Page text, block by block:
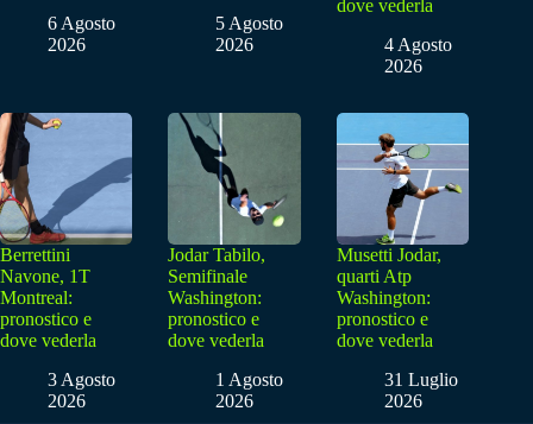
6 Agosto
2026
5 Agosto
2026
dove vederla
4 Agosto
2026
Berrettini
Navone, 1T
Montreal:
pronostico e
dove vederla
3 Agosto
2026
Jodar Tabilo,
Semifinale
Washington:
pronostico e
dove vederla
1 Agosto
2026
Musetti Jodar,
quarti Atp
Washington:
pronostico e
dove vederla
31 Luglio
2026